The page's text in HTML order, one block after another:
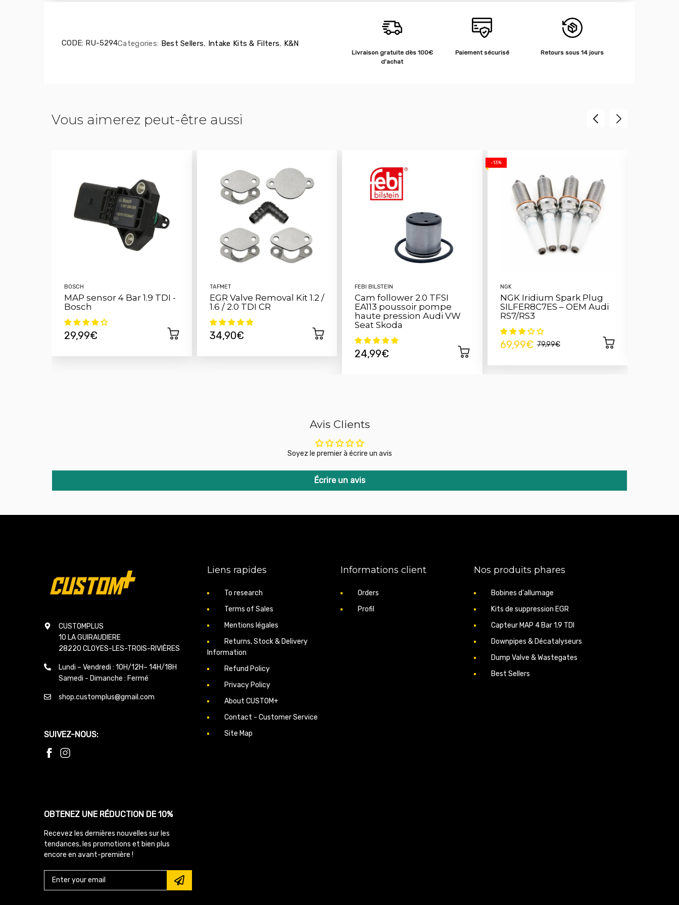
CODE: RU-5294Categories: Best Sellers, Intake Kits & Filters, K&N
Livraison gratuite dès 100€
d'achat
Paiement sécurisé Retours sous 14 jours
Vous aimerez peut-être aussi
BOSCH
MAP sensor 4 Bar 1.9 TDI -
Bosch
29,99€
TAFMET
EGR Valve Removal Kit 1.2 /
1.6 / 2.0 TDI CR
34,90€
FEBI BILSTEIN
Cam follower 2.0 TFSI
EA113 poussoir pompe
haute pression Audi VW
Seat Skoda
24,99€
-13%
NGK
NGK Iridium Spark Plug
SILFER8C7ES – OEM Audi
RS7/RS3
69,99€ 79,99€
Avis Clients
Soyez le premier à écrire un avis
Écrire un avis
CUSTOMPLUS
10 LA GUIRAUDIERE
28220 CLOYES-LES-TROIS-RIVIÈRES
Lundi – Vendredi : 10H/12H– 14H/18H
Samedi - Dimanche : Fermé
shop.customplus@gmail.com
SUIVEZ-NOUS:
Liens rapides
To research
Terms of Sales
Mentions légales
Returns, Stock & Delivery
Information
Refund Policy
Privacy Policy
About CUSTOM+
Contact - Customer Service
Site Map
Informations client
Orders
Profil
Nos produits phares
Bobines d'allumage
Kits de suppression EGR
Capteur MAP 4 Bar 1.9 TDI
Downpipes & Décatalyseurs
Dump Valve & Wastegates
Best Sellers
OBTENEZ UNE RÉDUCTION DE 10%
Recevez les dernières nouvelles sur les
tendances, les promotions et bien plus
encore en avant-première !